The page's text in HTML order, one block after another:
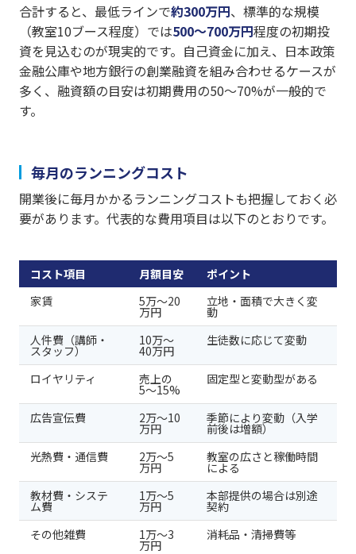
合計すると、最低ラインで約300万円、標準的な規模
（教室10ブース程度）では500〜700万円程度の初期投
資を見込むのが現実的です。自己資金に加え、日本政策
金融公庫や地方銀行の創業融資を組み合わせるケースが
多く、融資額の目安は初期費用の50〜70%が一般的で
す。
毎月のランニングコスト
開業後に毎月かかるランニングコストも把握しておく必
要があります。代表的な費用項目は以下のとおりです。
コスト項目 月額目安
ポイント
家賃
5万〜20
万円
立地・面積で大きく変
動
人件費（講師・
スタッフ）
10万〜
40万円
生徒数に応じて変動
ロイヤリティ 売上の
5〜15%
固定型と変動型がある
広告宣伝費 2万〜10
万円
季節により変動（入学
前後は増額）
光熱費・通信費
2万〜5
万円
教室の広さと稼働時間
による
教材費・システ
ム費
1万〜5
万円
本部提供の場合は別途
契約
その他雑費
1万〜3
万円
消耗品・清掃費等